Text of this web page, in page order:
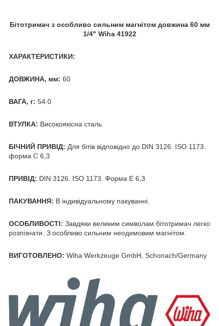
Бітотримач з особливо сильним магнітом довжина 60 мм
1/4" Wiha 41922
ХАРАКТЕРИСТИКИ:
ДОВЖИНА, мм: 60
ВАГА, г: 54.0
ВТУЛКА: Високоякісна сталь.
БІЧНИЙ ПРИВІД: Для бітів відповідно до DIN 3126. ISO 1173.
форма C 6,3
ПРИВІД: DIN 3126. ISO 1173. Форма E 6,3
ПАКУВАННЯ: В індивідуальному пакуванні.
ОСОБЛИВОСТІ: Завдяки великим символам бітотримач легко
розпізнати. З особливо сильним неодимовим магнітом.
ВИГОТОВЛЕНО: Wiha Werkzeuge GmbH, Schonach/Germany